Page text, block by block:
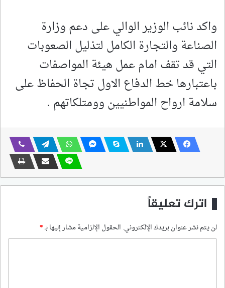
واكد نائب الوزير الوالي على دعم وزارة
الصناعة والتجارة الكامل لتذليل الصعوبات
التي قد تقف امام عمل هيئة المواصفات
باعتبارها خط الدفاع الاول تجاة الحفاظ على
سلامة ارواح المواطنيين وومتلكاتهم .
اترك تعليقاً
لن يتم نشر عنوان بريدك الإلكتروني. الحقول الإلزامية مشار إليها بـ*